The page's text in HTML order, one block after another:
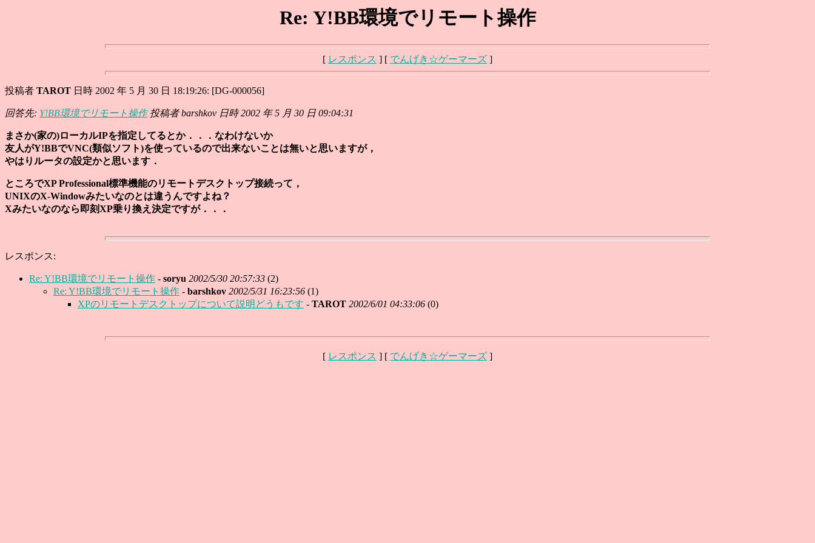
Re: Y!BB環境でリモート操作
[ レスポンス ] [ でんげき☆ゲーマーズ ]
投稿者 TAROT 日時 2002 年 5 月 30 日 18:19:26: [DG-000056]
回答先: Y!BB環境でリモート操作投稿者 barshkov 日時 2002 年 5 月 30 日 09:04:31
まさか(家の)ローカルIPを指定してるとか．．．なわけないか
友人がY!BBでVNC(類似ソフト)を使っているので出来ないことは無いと思いますが，
やはりルータの設定かと思います．
ところでXP Professional標準機能のリモートデスクトップ接続って，
UNIXのX-Windowみたいなのとは違うんですよね？
Xみたいなのなら即刻XP乗り換え決定ですが．．．
レスポンス:
Re: Y!BB環境でリモート操作 - soryu 2002/5/30 20:57:33 (2)
Re: Y!BB環境でリモート操作 - barshkov 2002/5/31 16:23:56 (1)
XPのリモートデスクトップについて説明どうもです - TAROT 2002/6/01 04:33:06 (0)
[ レスポンス ] [ でんげき☆ゲーマーズ ]